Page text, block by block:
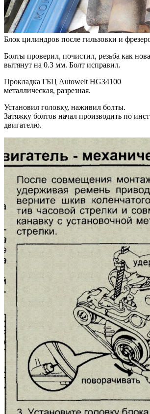
Блок цилиндров после гильзовки и
Болты проверил, почистил, резьба как
вытянут на 0.3 мм. Болт исправил.
Прокладка ГБЦ Autowelt HG34100
металлическая, разрезная.
Установил головку, наживил болты.
Затяжку болтов начал производить по
двигателю.